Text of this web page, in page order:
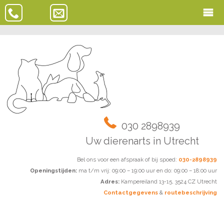
030 2898939
Uw dierenarts in Utrecht
Bel ons voor een afspraak of bij spoed: 030-2898939
Openingstijden: ma t/m vrij: 09:00 – 19:00 uur en do: 09:00 – 18:00 uur
Adres: Kampereiland 13-15, 3524 CZ Utrecht
Contactgegevens & routebeschrijving